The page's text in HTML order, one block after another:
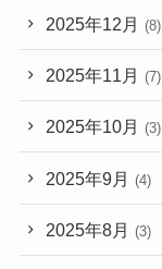
2025年12月 (8)
2025年11月 (7)
2025年10月 (3)
2025年9月 (4)
2025年8月 (3)